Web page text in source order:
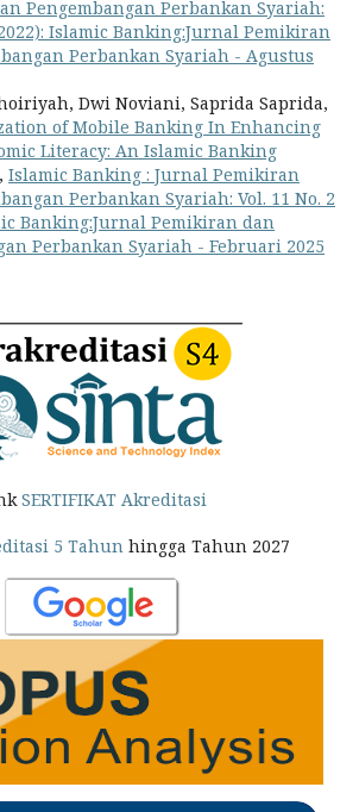
Pengembangan Perbankan Syariah:
Islamic Banking:Jurnal Pemikiran
Perbankan Syariah - Agustus
Dwi Noviani, Saprida Saprida,
of Mobile Banking In Enhancing
Literacy: An Islamic Banking
, Islamic Banking : Jurnal Pemikiran
Perbankan Syariah: Vol. 11 No. 2
Banking:Jurnal Pemikiran dan
Perbankan Syariah - Februari 2025
SERTIFIKAT Akreditasi
5 Tahun hingga Tahun 2027